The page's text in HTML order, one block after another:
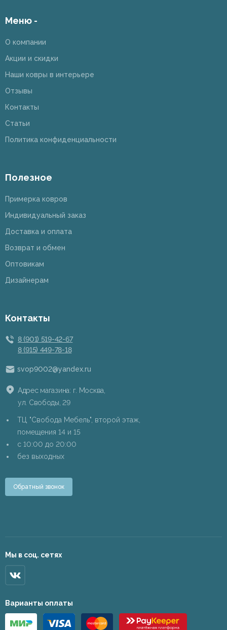
Меню -
О компании
Акции и скидки
Наши ковры в интерьере
Отзывы
Контакты
Статьи
Политика конфиденциальности
Полезное
Примерка ковров
Индивидуальный заказ
Доставка и оплата
Возврат и обмен
Оптовикам
Дизайнерам
Контакты
8 (901) 519-42-67
8 (915) 449-78-18
svop9002@yandex.ru
Адрес магазина: г. Москва,
ул. Свободы, 29
ТЦ "Свобода Мебель", второй этаж,
помещения 14 и 15
c 10:00 до 20:00
без выходных
Обратный звонок
Мы в соц. сетях
Варианты оплаты